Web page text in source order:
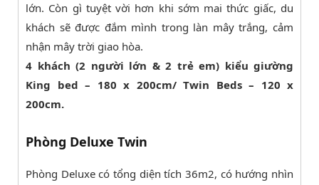
lớn. Còn gì tuyệt vời hơn khi sớm mai thức giấc, du
khách sẽ được đắm mình trong làn mây trắng, cảm
nhận mây trời giao hòa.
4 khách (2 người lớn & 2 trẻ em) kiểu giường
King bed – 180 x 200cm/ Twin Beds – 120 x
200cm.
Phòng Deluxe Twin
Phòng Deluxe có tổng diện tích 36m2, có hướng nhìn